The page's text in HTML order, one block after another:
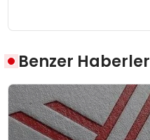
Benzer Haberler